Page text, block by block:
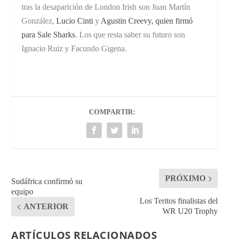
tras la desaparición de London Irish son Juan Martín
González,Lucio Cinti y Agustin Creevy, quien firmó
para Sale Sharks. Los que resta saber su futuro son
Ignacio Ruiz y Facundo Gigena.
COMPARTIR:
Sudáfrica confirmó su
equipo
ANTERIOR
PRÓXIMO
Los Teritos finalistas del
WR U20 Trophy
ARTÍCULOS RELACIONADOS